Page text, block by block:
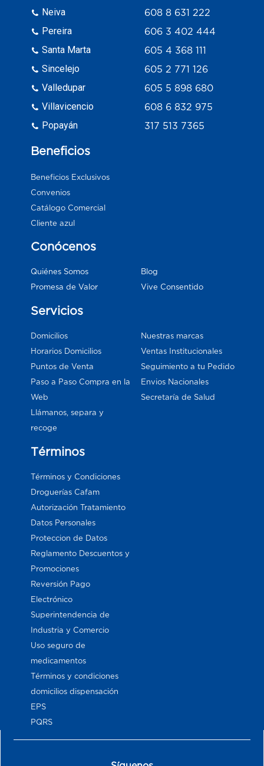
Neiva
Pereira
Santa Marta
Sincelejo
Valledupar
Villavicencio
Popayán
608 8 631 222
606 3 402 444
605 4 368 111
605 2 771 126
605 5 898 680
608 6 832 975
317 513 7365
Beneficios
Beneficios Exclusivos
Convenios
Catálogo Comercial
Cliente azul
Conócenos
Quiénes Somos
Promesa de Valor
Blog
Vive Consentido
Servicios
Domicilios
Horarios Domicilios
Puntos de Venta
Paso a Paso Compra en la
Web
Llámanos, separa y
recoge
Nuestras marcas
Ventas Institucionales
Seguimiento a tu Pedido
Envios Nacionales
Secretaría de Salud
Términos
Términos y Condiciones
Droguerías Cafam
Autorización Tratamiento
Datos Personales
Proteccion de Datos
Reglamento Descuentos y
Promociones
Reversión Pago
Electrónico
Superintendencia de
Industria y Comercio
Uso seguro de
medicamentos
Términos y condiciones
domicilios dispensación
EPS
PQRS